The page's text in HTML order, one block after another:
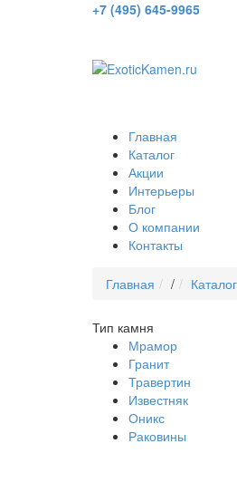
+7 (495) 645-9965
Главная
Каталог
Акции
Интерьеры
Блог
О компании
Контакты
Главная / Каталог
Тип камня
Мрамор
Гранит
Травертин
Известняк
Оникс
Раковины